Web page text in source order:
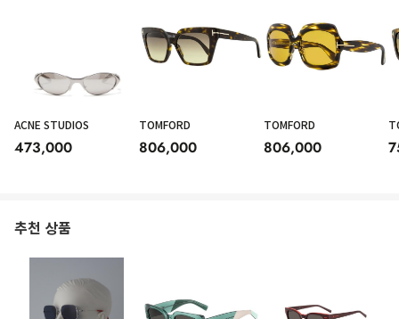
ACNE STUDIOS
473,000
TOMFORD
806,000
TOMFORD
806,000
추천 상품